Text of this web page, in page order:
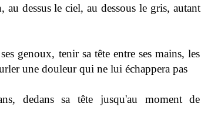
dessus le ciel, au dessous le gris, autant
genoux, tenir sa tête entre ses mains, les
une douleur qui ne lui échappera pas
dedans sa tête jusqu'au moment de